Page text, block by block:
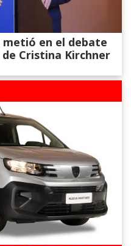
en el debate
Cristina Kirchner